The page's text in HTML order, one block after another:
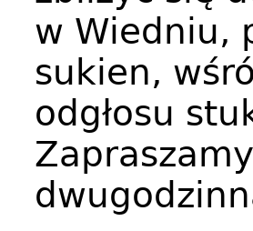
w Wiedniu,
sukien,
odgłosu